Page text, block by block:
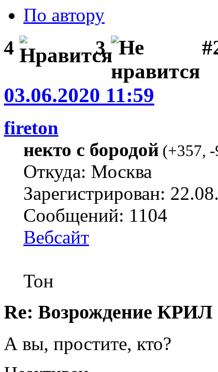
По автору
4 3
03.06.2020 11:59
fireton
некто с бородой (+357,
Откуда: Москва
Зарегистрирован:
Сообщений: 1104
Вебсайт
Тон
Re: Возрождение КРИЛ
А вы, простите, кто?